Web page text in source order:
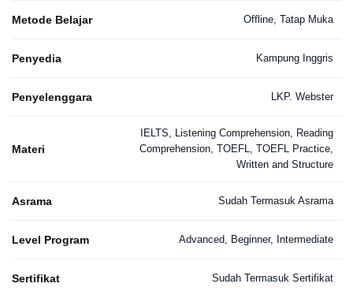
Metode Belajar Offline, Tatap Muka
Penyedia Kampung Inggris
Penyelenggara LKP. Webster
Materi
IELTS, Listening Comprehension, Reading
Comprehension, TOEFL, TOEFL Practice,
Written and Structure
Asrama Sudah Termasuk Asrama
Level Program Advanced, Beginner, Intermediate
Sertifikat Sudah Termasuk Sertifikat